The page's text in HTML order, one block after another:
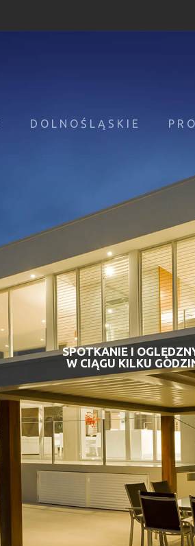
DOLNOŚLĄSKIE
SPOTKANIE I
W CIĄGU KILKU